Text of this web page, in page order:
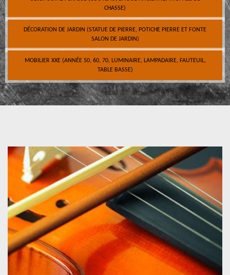
CHASSE)
DÉCORATION DE JARDIN (STATUE DE PIERRE, POTICHE PIERRE ET FONTE
SALON DE JARDIN)
MOBILIER XXE (ANNÉE 50, 60, 70, LUMINAIRE, LAMPADAIRE, FAUTEUIL,
TABLE BASSE)